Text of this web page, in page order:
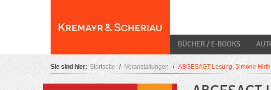
BÜCHER / E-BOOKS
Sie sind hier: Startseite / Veranstaltungen / ABGESAGT Lesung: Simone